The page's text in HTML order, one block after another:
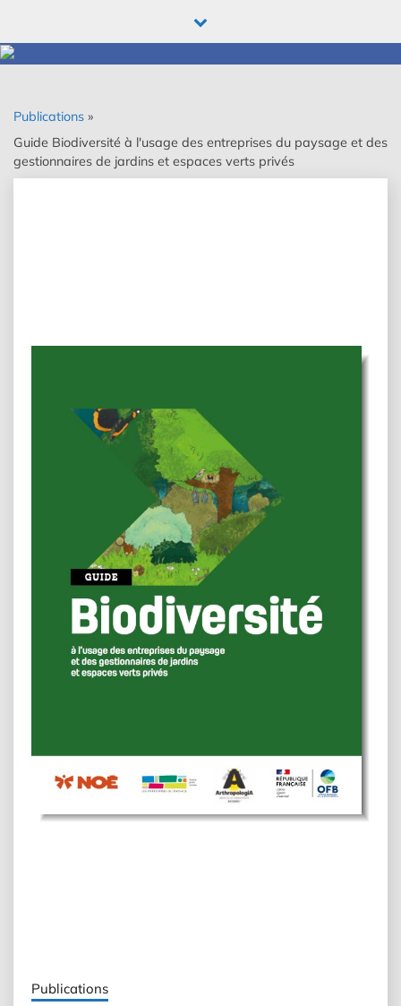
content
Publications »
Guide Biodiversité à l'usage des entreprises du paysage et des
gestionnaires de jardins et espaces verts privés
Publications